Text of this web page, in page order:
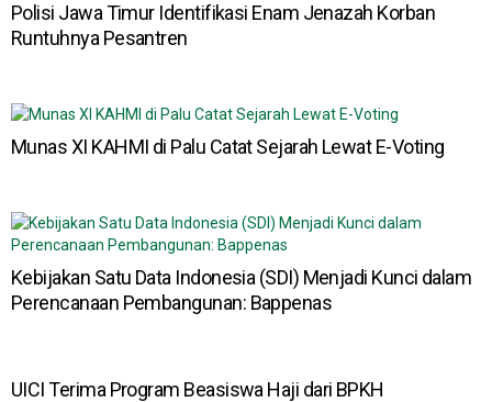
Polisi Jawa Timur Identifikasi Enam Jenazah Korban
Runtuhnya Pesantren
Munas XI KAHMI di Palu Catat Sejarah Lewat E-Voting
Kebijakan Satu Data Indonesia (SDI) Menjadi Kunci dalam
Perencanaan Pembangunan: Bappenas
UICI Terima Program Beasiswa Haji dari BPKH